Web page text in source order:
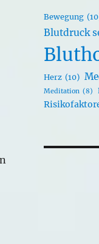
Bewegung
Blutdruck
Herz (10)
Meditation (8)